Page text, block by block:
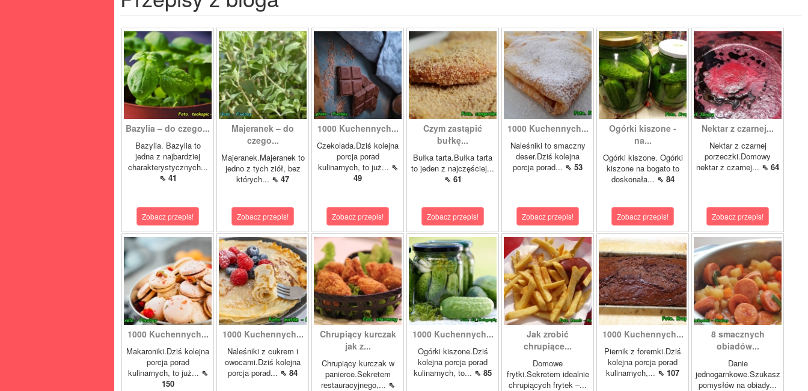
Bazylia – do czego...
Bazylia. Bazylia to
jedna z najbardziej
charakterystycznych...
⇖ 41
Zobacz przepis!
Majeranek – do
czego...
Majeranek.Majeranek to
jedno z tych ziół, bez
których... ⇖ 47
Zobacz przepis!
1000 Kuchennych...
Czekolada.Dziś kolejna
porcja porad
kulinarnych, to już... ⇖
49
Zobacz przepis!
Czym zastąpić
bułkę...
Bułka tarta.Bułka tarta
to jeden z najczęściej...
⇖ 61
Zobacz przepis!
1000 Kuchennych...
Naleśniki to smaczny
deser.Dziś kolejna
porcja porad... ⇖ 53
Zobacz przepis!
Ogórki kiszone -
na...
Ogórki kiszone. Ogórki
kiszone na bogato to
doskonała... ⇖ 84
Zobacz przepis!
Nektar z czarnej...
Nektar z czarnej
porzeczki.Domowy
nektar z czarnej... ⇖ 64
Zobacz przepis!
1000 Kuchennych...
Makaroniki.Dziś kolejna
porcja porad
kulinarnych, to już... ⇖
150
1000 Kuchennych...
Naleśniki z cukrem i
owocami.Dziś kolejna
porcja porad... ⇖ 84
Chrupiący kurczak
jak z...
Chrupiący kurczak w
panierce.Sekretem
restauracyjnego,... ⇖
1000 Kuchennych...
Ogórki kiszone.Dziś
kolejna porcja porad
kulinarnych, to... ⇖ 85
Jak zrobić
chrupiące...
Domowe
frytki.Sekretem idealnie
chrupiących frytek –...
1000 Kuchennych...
Piernik z foremki.Dziś
kolejna porcja porad
kulinarnych,... ⇖ 107
8 smacznych
obiadów...
Danie
jednogarnkowe.Szukasz
pomysłów na obiady...